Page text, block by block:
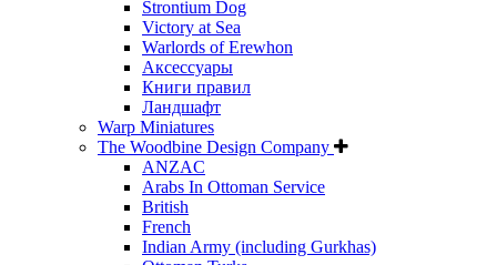
Strontium Dog
Victory at Sea
Warlords of Erewhon
Аксессуары
Книги правил
Ландшафт
Warp Miniatures
The Woodbine Design Company
ANZAC
Arabs In Ottoman Service
British
French
Indian Army (including Gurkhas)